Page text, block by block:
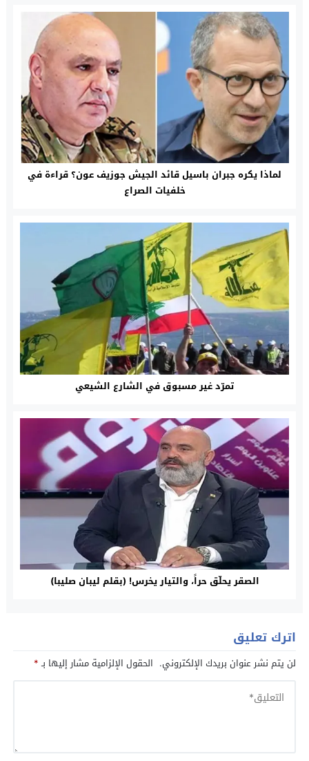
لماذا يكره جبران باسيل قائد الجيش جوزيف عون؟ قراءة في
خلفيات الصراع
تمرّد غير مسبوق في الشارع الشيعي
الصقر يحلّق حراً، والتيار يخرس! (بقلم ليبان صليبا)
اترك تعليق
لن يتم نشر عنوان بريدك الإلكتروني. الحقول الإلزامية مشار إليها بـ*